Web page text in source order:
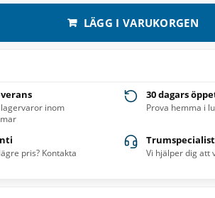
LÄGG I VARUKORGEN
inom
30 dagars
Prova hemma i
pris? Kontakta
Vi hjälper dig att